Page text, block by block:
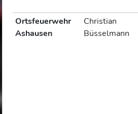
Ortsfeuerwehr
Ashausen
Christian
Büsselmann